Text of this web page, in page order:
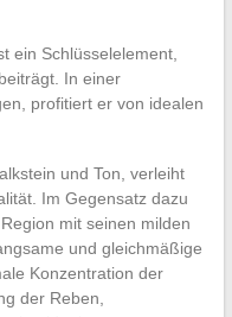
ein Schlüsselelement,
In einer
profitiert er von idealen
und Ton, verleiht
Im Gegensatz dazu
mit seinen milden
und gleichmäßige
Konzentration der
der Reben,